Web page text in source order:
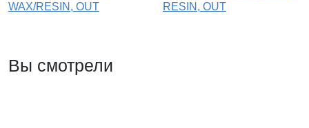
WAX/RESIN, OUT
RESIN, OUT
Вы смотрели